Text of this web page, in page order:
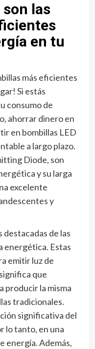
las
en tu
más eficientes
Si estás
consumo de
ahorrar dinero en
en bombillas LED
a largo plazo.
Diode, son
y su larga
excelente
y
destacadas de las
energética. Estas
emitir luz de
que
producir la misma
tradicionales.
significativa del
lo tanto, en una
energía. Además,